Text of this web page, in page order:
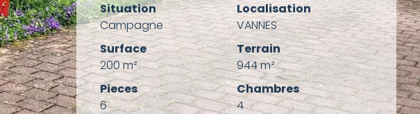
Situation
Campagne
Localisation
VANNES
Surface
200 m²
Terrain
944 m²
Pieces
6
Chambres
4